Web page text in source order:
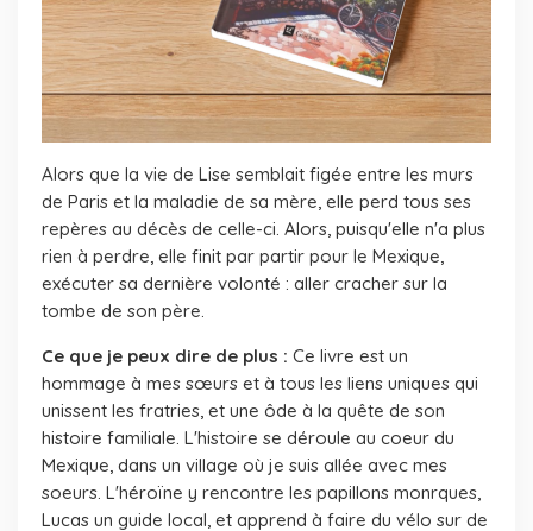
Alors que la vie de Lise semblait figée entre les murs
de Paris et la maladie de sa mère, elle perd tous ses
repères au décès de celle-ci. Alors, puisqu'elle n'a plus
rien à perdre, elle finit par partir pour le Mexique,
exécuter sa dernière volonté : aller cracher sur la
tombe de son père.
Ce que je peux dire de plus : Ce livre est un
hommage à mes sœurs et à tous les liens uniques qui
unissent les fratries, et une ôde à la quête de son
histoire familiale. L'histoire se déroule au coeur du
Mexique, dans un village où je suis allée avec mes
soeurs. L'héroïne y rencontre les papillons monrques,
Lucas un guide local, et apprend à faire du vélo sur de